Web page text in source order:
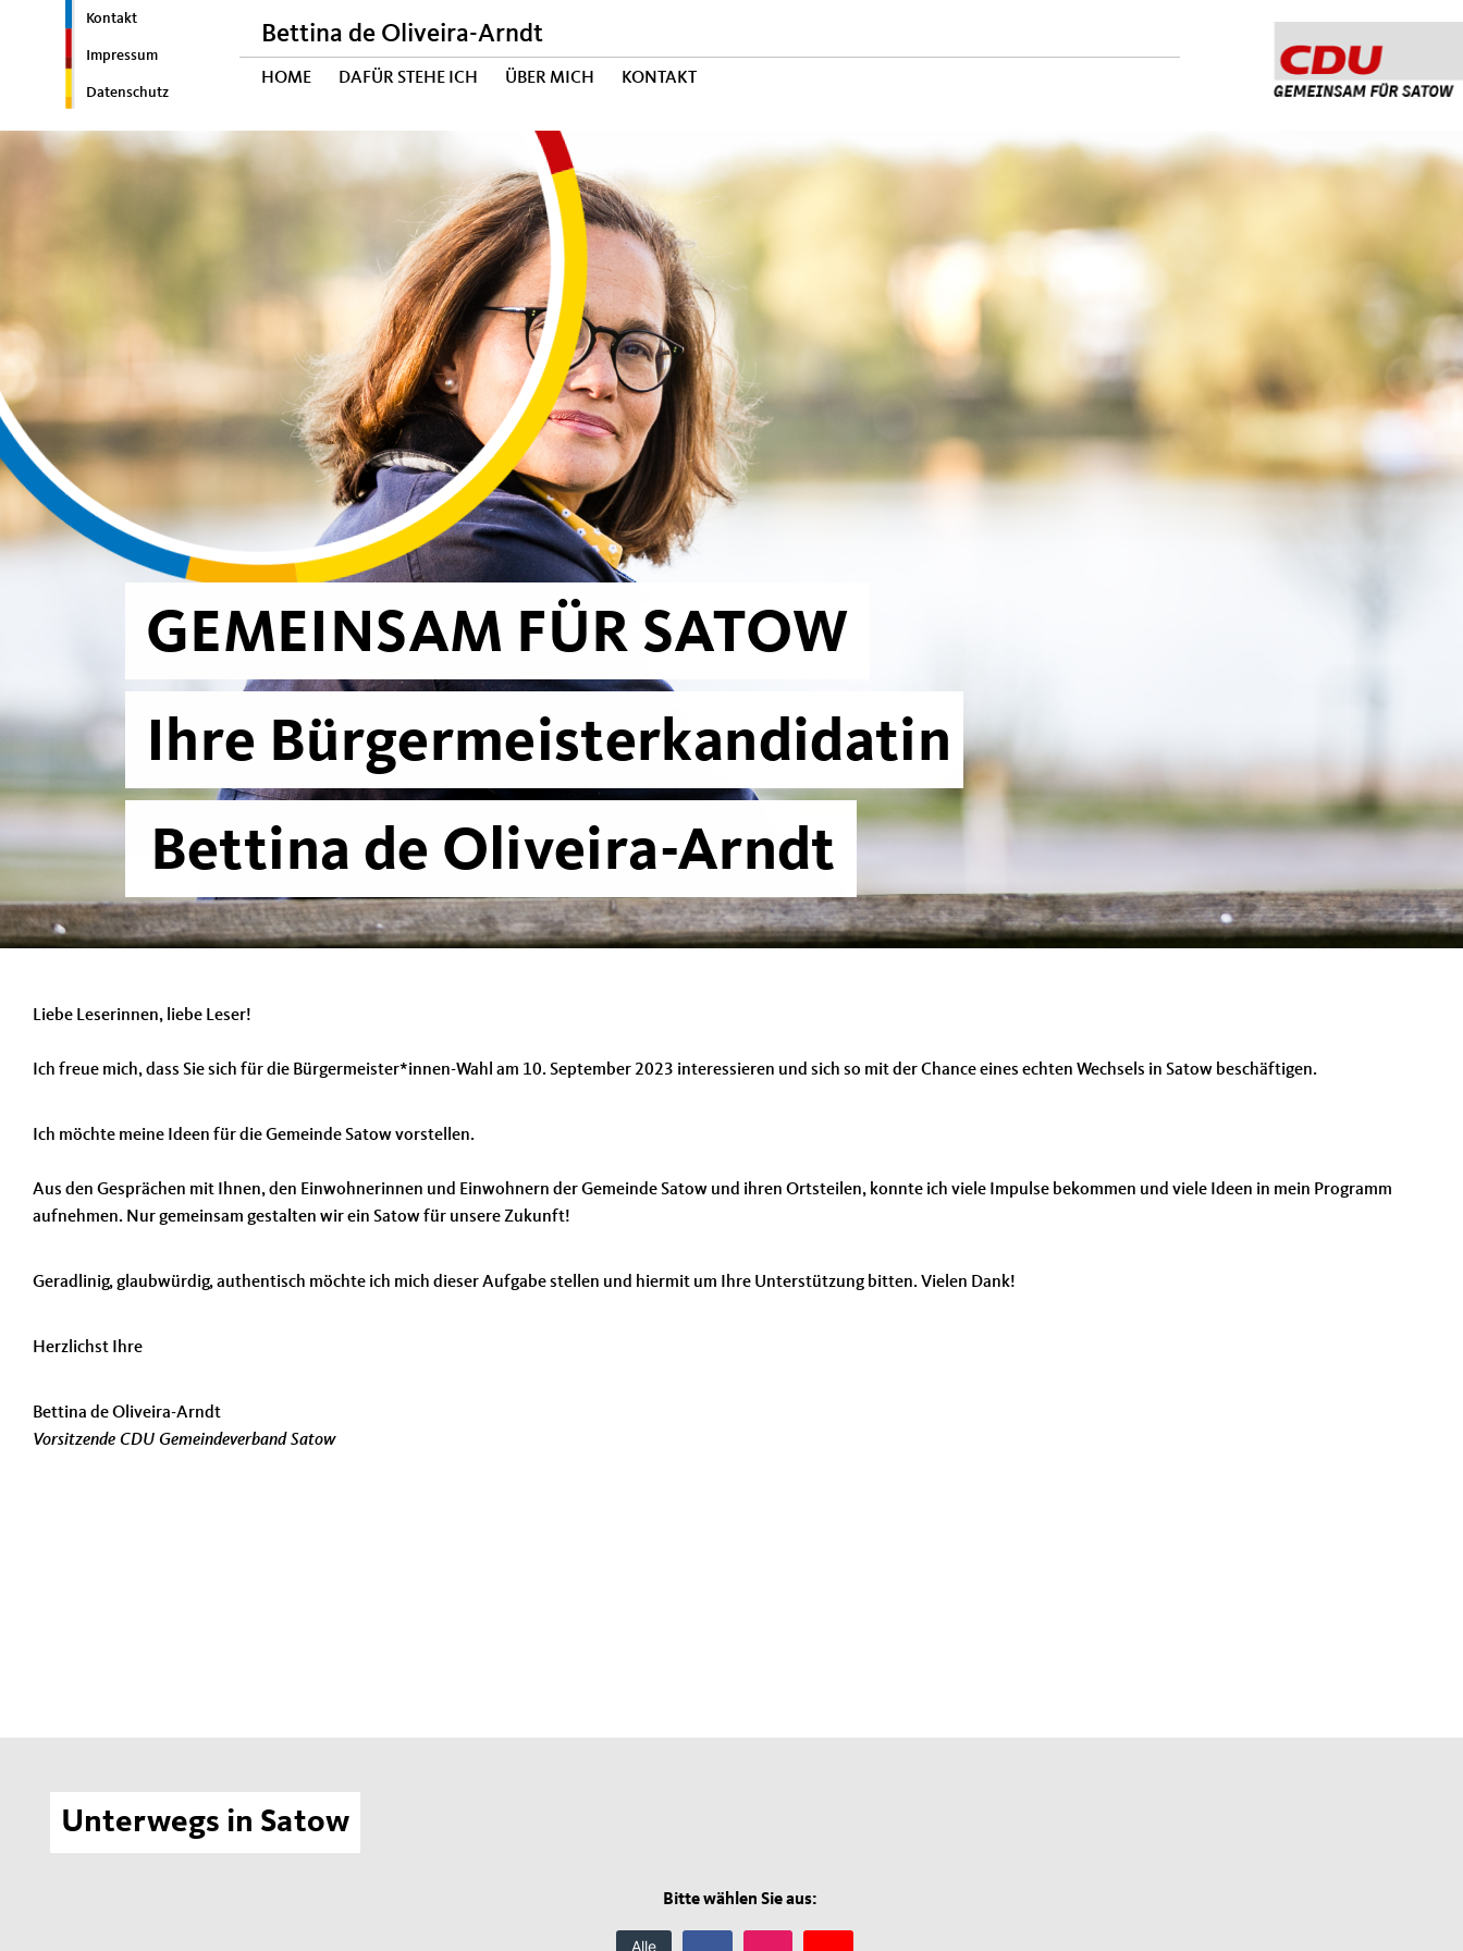
Kontakt
Impressum
Datenschutz
Bettina de Oliveira-Arndt
HOME DAFÜR STEHE ICH ÜBER MICH KONTAKT
GEMEINSAM FÜR SATOW
Ihre Bürgermeisterkandidatin
Bettina de Oliveira-Arndt
Liebe Leserinnen, liebe Leser!
Ich freue mich, dass Sie sich für die Bürgermeister*innen-Wahl am 10. September 2023 interessieren und sich so mit der Chance eines echten Wechsels in Satow beschäftigen.
Ich möchte meine Ideen für die Gemeinde Satow vorstellen.
Aus den Gesprächen mit Ihnen, den Einwohnerinnen und Einwohnern der Gemeinde Satow und ihren Ortsteilen, konnte ich viele Impulse bekommen und viele Ideen in mein Programm
aufnehmen. Nur gemeinsam gestalten wir ein Satow für unsere Zukunft!
Geradlinig, glaubwürdig, authentisch möchte ich mich dieser Aufgabe stellen und hiermit um Ihre Unterstützung bitten. Vielen Dank!
Herzlichst Ihre
Bettina de Oliveira-Arndt
Vorsitzende CDU Gemeindeverband Satow
Unterwegs in Satow
Bitte wählen Sie aus:
Alle